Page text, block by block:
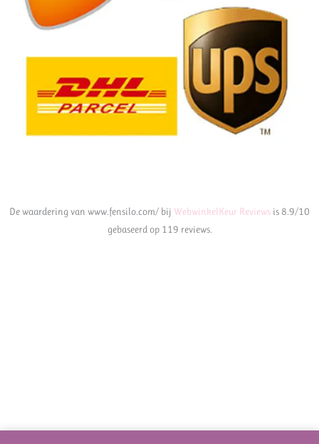
De waardering van www.fensilo.com/ bij WebwinkelKeur Reviews is 8.9/10
gebaseerd op 119 reviews.